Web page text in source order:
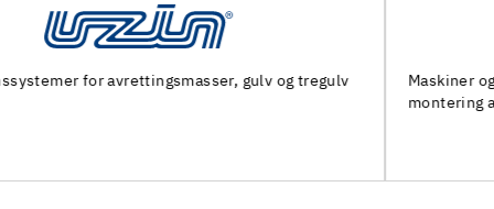
Maskiner og spesialverktøy for forberedelse av underlag og